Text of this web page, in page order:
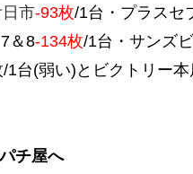
市-93枚/1台・プラスセ
＆8-134枚/1台・サンズ
台(弱い)とビクトリー
チ屋へ